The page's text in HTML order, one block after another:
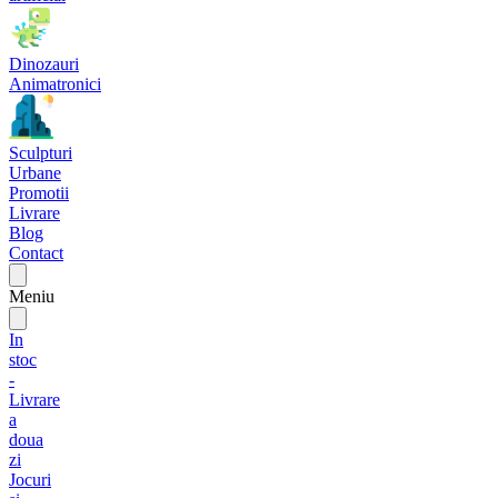
Dinozauri
Animatronici
Sculpturi
Urbane
Promotii
Livrare
Blog
Contact
Meniu
In
stoc
-
Livrare
a
doua
zi
Jocuri